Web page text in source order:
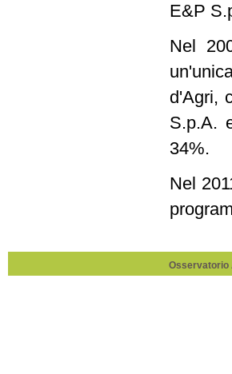
E&P
Nel
d'Agri,
S.p.A.
34%.
Nel
Osservatorio